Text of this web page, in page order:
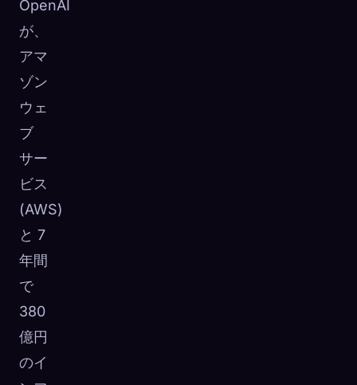
OpenAI
が、
アマ
ゾン
ウェ
ブ
サー
ビス
(AWS)
と 7
年間
で
380
億円
のイ